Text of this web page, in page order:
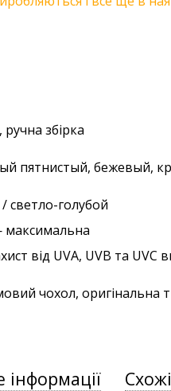
ручна збірка
пятнистый, бежевый,
светло-голубой
максимальна
від UVA, UVB та
чохол, оригінальна
інформації